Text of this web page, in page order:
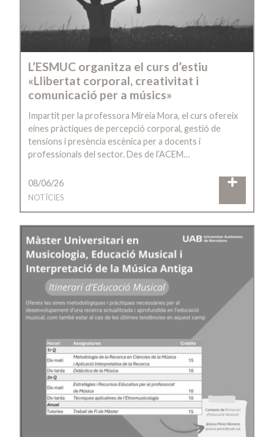
L’ESMUC organitza el curs d’estiu
«Llibertat corporal, creativitat i
comunicació per a músics»
Impartit per la professora Mireia Mora, el curs ofereix
eines pràctiques de percepció corporal, gestió de
tensions i presència escènica per a docents i
professionals del sector. Des de l’ACEM…
08/06/26
NOTÍCIES